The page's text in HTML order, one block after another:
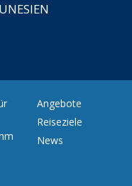
Angebote
Reiseziele
News